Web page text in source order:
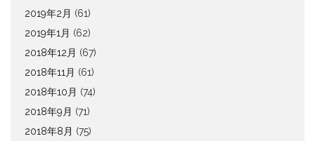
2019年2月 (61)
2019年1月 (62)
2018年12月 (67)
2018年11月 (61)
2018年10月 (74)
2018年9月 (71)
2018年8月 (75)